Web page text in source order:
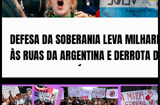
DEFESA DA SOBERANIA LEVA MILHARES
ÀS RUAS DA ARGENTINA E DERROTA DE
MILEI ABALA POLÍTICA IMPERIALISTA
DE TRUMP